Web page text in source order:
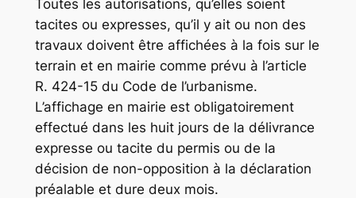
Toutes les autorisations, qu’elles soient
tacites ou expresses, qu’il y ait ou non des
travaux doivent être affichées à la fois sur le
terrain et en mairie comme prévu à l’article
R. 424-15 du Code de l’urbanisme.
L’affichage en mairie est obligatoirement
effectué dans les huit jours de la délivrance
expresse ou tacite du permis ou de la
décision de non-opposition à la déclaration
préalable et dure deux mois.